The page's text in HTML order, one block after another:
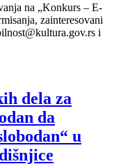
na „Konkurs – E-
zainteresovani
i
dela za
da
u